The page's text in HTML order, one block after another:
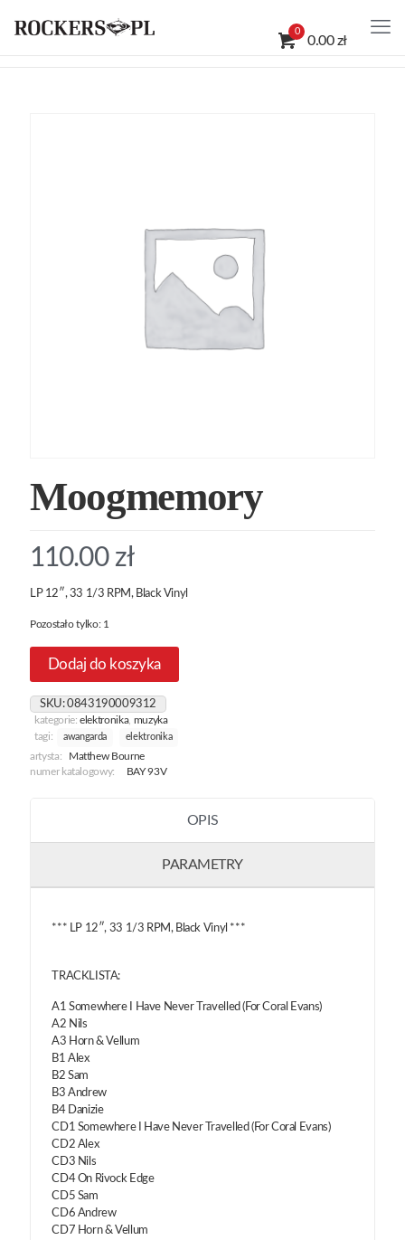
0
0.00 zł
Moogmemory
110.00 zł
LP 12″, 33 1/3 RPM, Black Vinyl
Pozostało tylko: 1
Dodaj do koszyka
SKU:0843190009312
kategorie:elektronika, muzyka
tagi:
awangarda elektronika
artysta:
Matthew Bourne
numer katalogowy:
BAY 93V
OPIS
PARAMETRY
*** LP 12″, 33 1/3 RPM, Black Vinyl ***
TRACKLISTA:
A1 Somewhere I Have Never Travelled (For Coral Evans)
A2 Nils
A3 Horn & Vellum
B1 Alex
B2 Sam
B3 Andrew
B4 Danizie
CD1 Somewhere I Have Never Travelled (For Coral Evans)
CD2 Alex
CD3 Nils
CD4 On Rivock Edge
CD5 Sam
CD6 Andrew
CD7 Horn & Vellum